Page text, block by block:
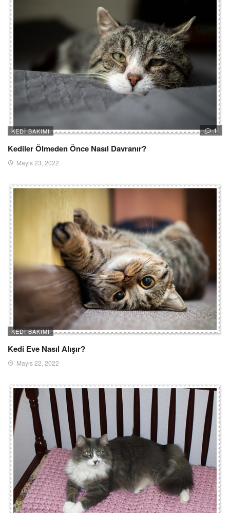
KEDI BAKIMI 1
Kediler Ölmeden Önce Nasıl Davranır?
Mayıs 23, 2022
KEDI BAKIMI
Kedi Eve Nasıl Alışır?
Mayıs 22, 2022